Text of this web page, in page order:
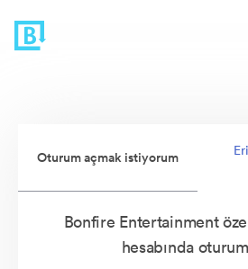
Oturum açmak istiyorum
Bonfire Entertainment
hesabında